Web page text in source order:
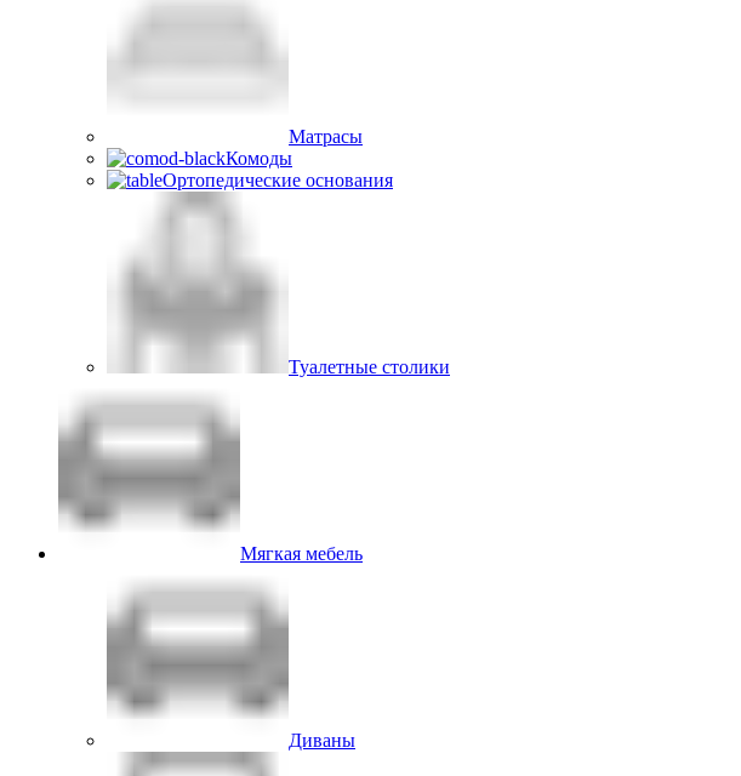
Матрасы
Комоды
Ортопедические основания
Туалетные столики
Мягкая мебель
Диваны